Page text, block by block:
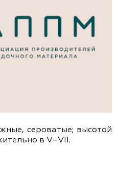
сероватые; высотой
в V–VІІ.